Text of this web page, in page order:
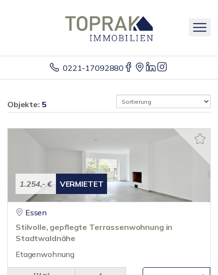
0221-17092880
Objekte: 5
1.254,- € VERMIETET
Essen
Stilvolle, gepflegte Terrassenwohnung in
Stadtwaldnähe
Etagenwohnung